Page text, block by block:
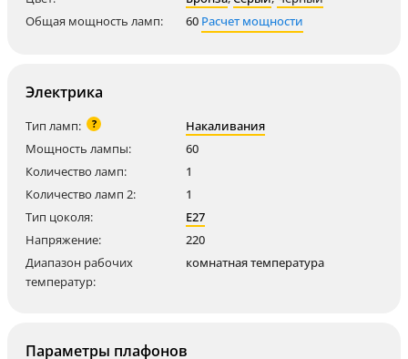
Общая мощность ламп:
60 Расчет мощности
Электрика
Тип ламп: ?
Накаливания
Мощность лампы:
60
Количество ламп:
1
Количество ламп 2:
1
Тип цоколя:
E27
Напряжение:
220
Диапазон рабочих
температур:
комнатная температура
Параметры плафонов